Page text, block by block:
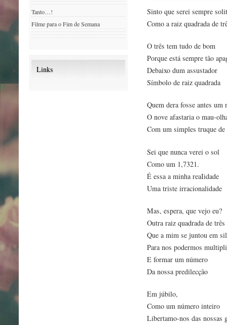
Sinto que serei sempre
Como a raiz quadrada de
O três tem tudo de bom
Porque está sempre tão
Debaixo dum assustador
Símbolo de raiz quadrada
Quem dera fosse antes um
O nove afastaria o mau-
Com um simples truque
Sei que nunca verei o sol
Como um 1,7321.
É essa a minha reaIidade
Uma triste irracionalidade
Mas, espera, que vejo eu?
Outra raiz quadrada de três
Que a mim se juntou em
Para nos podermos
E formar um número
Da nossa predilecção
Em júbilo,
Como um número inteiro
Libertamo-nos das nossas
Tanto…!
Filme para o Fim de Semana
Links